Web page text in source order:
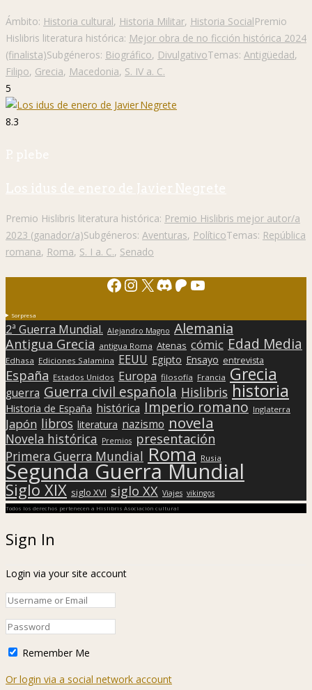
Ámbito: Historia cultural, Historia Militar, Historia SocialPremio
Hislibris literatura histórica: Mejor obra de no ficción histórica 2024
(finalista)Subgéneros: Biográfico, DivulgativoTemas: Antigüedad,
Filipo, Grecia, Macedonia, S. IV a. C.
5
8.3
P. plebe
Los idus de enero de Javier Negrete
Premio Hislibris literatura histórica: Premio Hislibris mejor autor/a
2023 (ganador/a)Subgéneros: Aventuras, PolíticoTemas: República
romana, Roma, S. I a. C., Senado
Facebook
Instagram
X Discord
Patreon
YouTube
Sorpresa
2ª Guerra Mundial. Alejandro Magno Alemania
Antigua Grecia antigua Roma Atenas cómic Edad Media
Edhasa Ediciones Salamina EEUU Egipto Ensayo entrevista
España Estados Unidos Europa filosofía Francia Grecia
guerra Guerra civil española Hislibris historia
Historia de España histórica Imperio romano Inglaterra
Japón libros literatura nazismo novela
Novela histórica Premios presentación
Primera Guerra Mundial Roma Rusia
Segunda Guerra Mundial
Siglo XIX siglo XVI siglo XX Viajes vikingos
Todos los derechos pertenecen a Hislibris Asociación cultural
Sign In
Login via your site account
Remember Me
Or login via a social network account